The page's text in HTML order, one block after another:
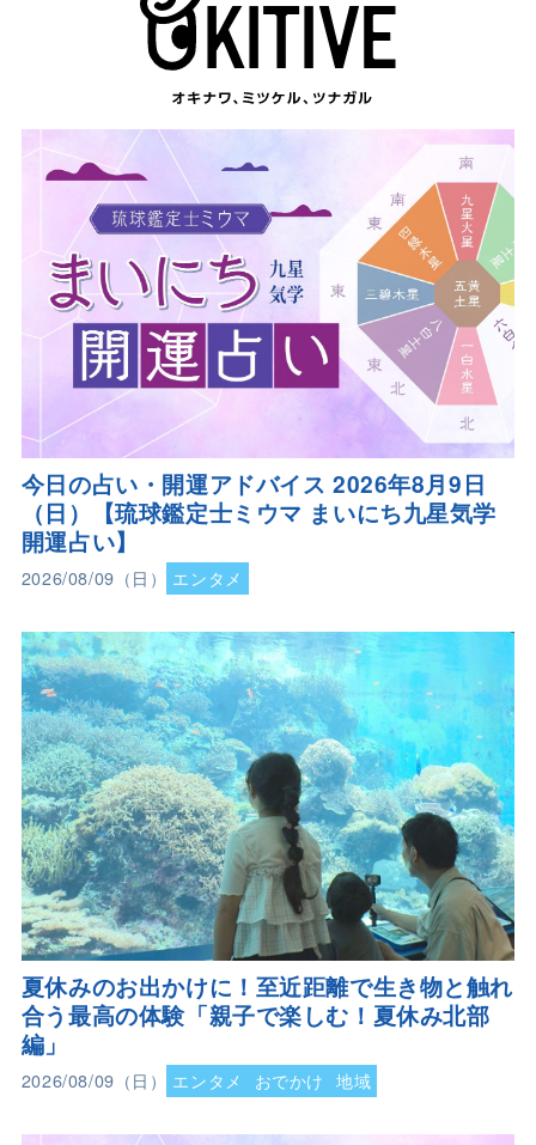
今日の占い・開運アドバイス 2026年8月9日
（日）【琉球鑑定士ミウマ まいにち九星気学
開運占い】
2026/08/09（日） エンタメ
夏休みのお出かけに！至近距離で生き物と触れ
合う最高の体験「親子で楽しむ！夏休み北部
編」
2026/08/09（日） エンタメ おでかけ 地域